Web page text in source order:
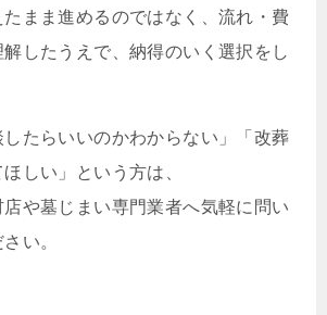
まま進めるのではなく、流れ・費
したうえで、納得のいく選択をし
したらいいのかわからない」「改葬
しい」という方は、
や墓じまい専門業者へ気軽に問い
い。